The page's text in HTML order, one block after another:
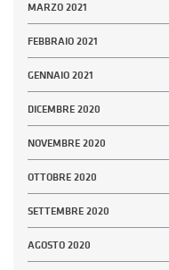
MARZO 2021
FEBBRAIO 2021
GENNAIO 2021
DICEMBRE 2020
NOVEMBRE 2020
OTTOBRE 2020
SETTEMBRE 2020
AGOSTO 2020